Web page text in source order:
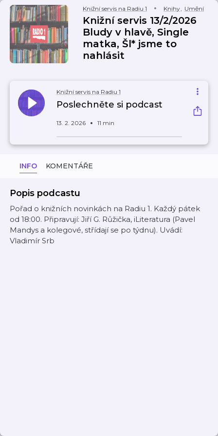
Knižní servis na Radiu 1 Knihy, Umění
Knižní servis 13/2/2026
Bludy v hlavě, Single
matka, Šl* jsme to
nahlásit
Knižní servis na Radiu 1
Poslechněte si podcast
13. 2. 2026 11 min
INFO KOMENTÁŘE
Popis podcastu
Pořad o knižních novinkách na Radiu 1. Každý pátek
od 18:00. Připravují: Jiří G. Růžička, iLiteratura (Pavel
Mandys a kolegové, střídají se po týdnu). Uvádí:
Vladimír Srb